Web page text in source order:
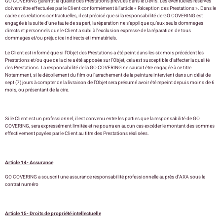
doivent être effectuées par le Client conformément à l’article « Réception des Prestations ». Dans le
cadre des relations contractuelles, il est précisé que si la responsabilité de GO COVERING est
engagée à la suite d’une faute de sa part, la réparation ne s’applique qu’aux seuls dommages
directs et personnels que le Client a subi à l’exclusion expresse de la réparation de tous
dommages et/ou préjudice indirects et immatériels.
Le Client est informé que si l’Objet des Prestations a été peint dans les six mois précédent les
Prestations et/ou que de la cire a été apposée sur l’Objet, cela est susceptible d’affecter la qualité
des Prestations. La responsabilité de la GO COVERING ne saurait être engagée à ce titre.
Notamment, si le décollement du film ou l’arrachement de la peinture intervient dans un délai de
sept (7) jours à compter de la livraison de l’Objet sera présumé avoir été repeint depuis moins de 6
mois, ou présentant de la cire.
Si le Client est un professionnel, il est convenu entre les parties que la responsabilité de GO
COVERING, sera expressément limitée et ne pourra en aucun cas excéder le montant des sommes
effectivement payées par le Client au titre des Prestations réalisées.
Article 14- Assurance
GO COVERING a souscrit une assurance responsabilité professionnelle auprès d’AXA sous le
contrat numéro
Article 15- Droits de propriété intellectuelle